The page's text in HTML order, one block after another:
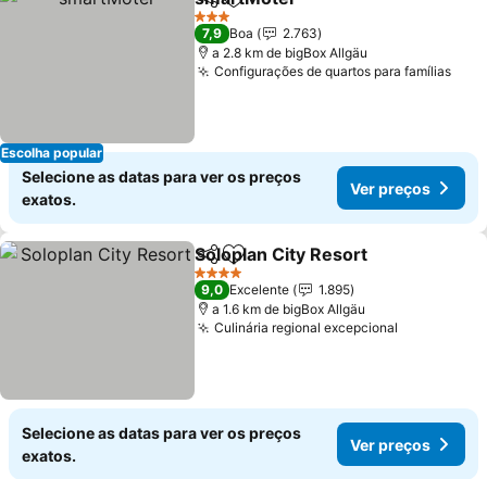
Escolha popular
PartilharAdicionar aos favoritos
3 Estrelas
7,9 Boa
2.763
a 2.8 km de bigBox Allgäu
Configurações de quartos para famílias
Selecione as datas para ver os preços
exatos.
Ver preços
PartilharAdicionar aos favoritos
Soloplan City Resort
4 Estrelas
9,0 Excelente
1.895
a 1.6 km de bigBox Allgäu
Culinária regional excepcional
Selecione as datas para ver os preços
exatos.
Ver preços